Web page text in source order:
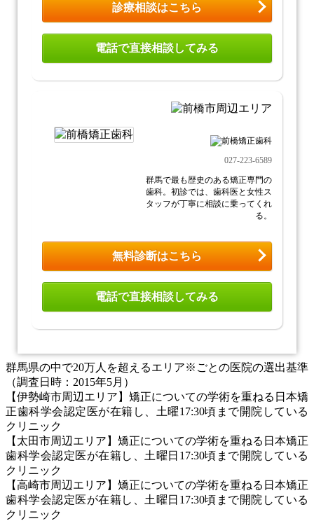
診療相談はこちら
電話で直接相談してみる
027-223-6589
群馬で最も歴史のある矯正専門の
歯科。初診では、歯科医と女性ス
タッフが丁寧に相談に乗ってくれ
る。
無料診断はこちら
電話で直接相談してみる
群馬県の中で20万人を超えるエリア※ごとの医院の選出基準
（調査日時：2015年5月）
【伊勢崎市周辺エリア】矯正についての学術を重ねる日本矯
正歯科学会認定医が在籍し、土曜17:30頃まで開院している
クリニック
【太田市周辺エリア】矯正についての学術を重ねる日本矯正
歯科学会認定医が在籍し、土曜日17:30頃まで開院している
クリニック
【高崎市周辺エリア】矯正についての学術を重ねる日本矯正
歯科学会認定医が在籍し、土曜日17:30頃まで開院している
クリニック